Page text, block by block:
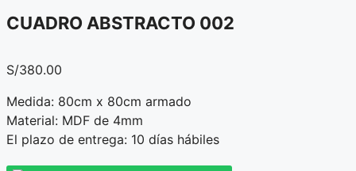
CUADRO ABSTRACTO 002
S/380.00
Medida: 80cm x 80cm armado
Material: MDF de 4mm
El plazo de entrega: 10 días hábiles